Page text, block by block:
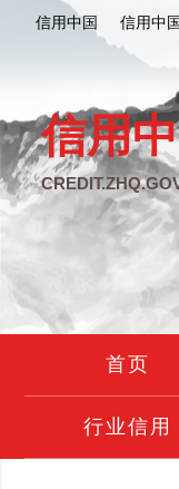
信用中国 信用中
信用
首页
行业信用